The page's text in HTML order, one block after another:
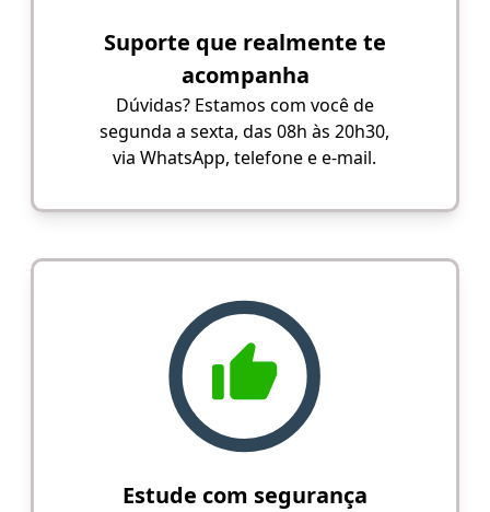
Suporte que realmente te
acompanha
Dúvidas? Estamos com você de
segunda a sexta, das 08h às 20h30,
via WhatsApp, telefone e e-mail.
Estude com segurança